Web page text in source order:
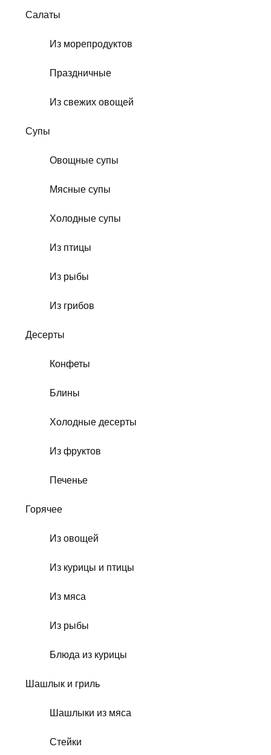
Салаты
Из морепродуктов
Праздничные
Из свежих овощей
Супы
Овощные супы
Мясные супы
Холодные супы
Из птицы
Из рыбы
Из грибов
Десерты
Конфеты
Блины
Холодные десерты
Из фруктов
Печенье
Горячее
Из овощей
Из курицы и птицы
Из мяса
Из рыбы
Блюда из курицы
Шашлык и гриль
Шашлыки из мяса
Стейки